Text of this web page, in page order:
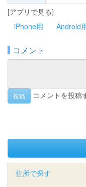
[アプリで見る]
iPhone用
Android
コメント
投稿 コメントを投稿
住所で探す